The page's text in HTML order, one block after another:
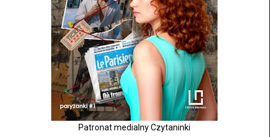
Patronat medialny Czytaninki